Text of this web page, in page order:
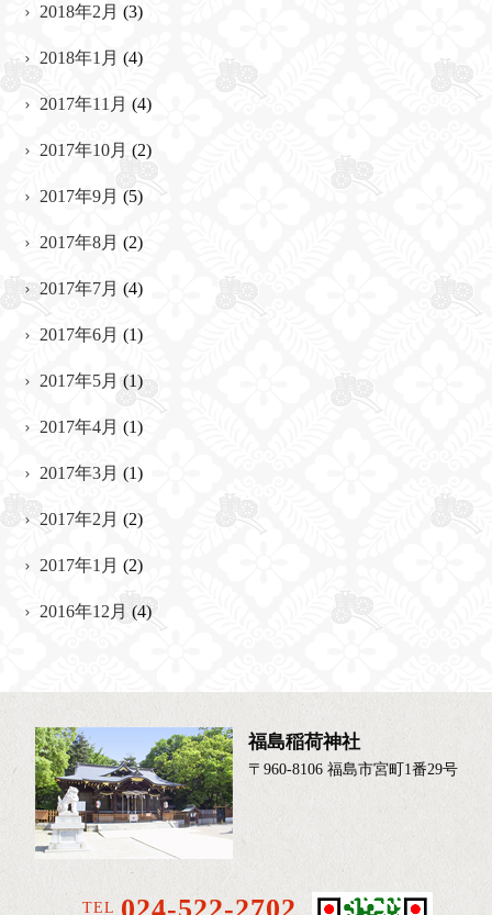
2018年2月 (3)
2018年1月 (4)
2017年11月 (4)
2017年10月 (2)
2017年9月 (5)
2017年8月 (2)
2017年7月 (4)
2017年6月 (1)
2017年5月 (1)
2017年4月 (1)
2017年3月 (1)
2017年2月 (2)
2017年1月 (2)
2016年12月 (4)
福島稲荷神社
〒960-8106 福島市宮町1番29号
TEL